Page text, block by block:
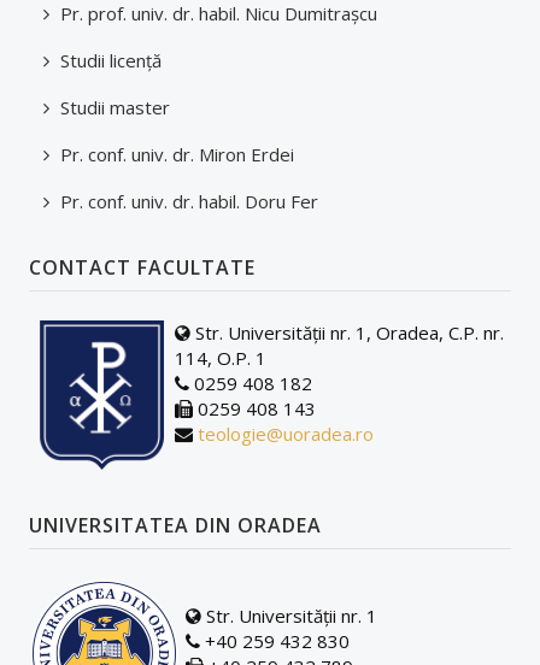
Pr. prof. univ. dr. habil. Nicu Dumitraşcu
Studii licenţă
Studii master
Pr. conf. univ. dr. Miron Erdei
Pr. conf. univ. dr. habil. Doru Fer
CONTACT FACULTATE
Str. Universității nr. 1, Oradea, C.P. nr.
114, O.P. 1
0259 408 182
0259 408 143
teologie@uoradea.ro
UNIVERSITATEA DIN ORADEA
Str. Universității nr. 1
+40 259 432 830